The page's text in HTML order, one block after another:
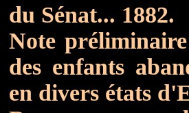
du Sénat... 1882.
Note
des enfants
en divers états